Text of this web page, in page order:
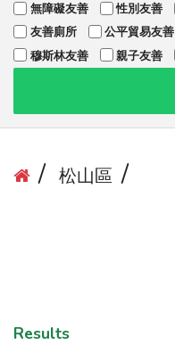
無障礙友善
性別友善
友善廁所
公平貿易友善
穆斯林友善
親子友善
松山區
Results